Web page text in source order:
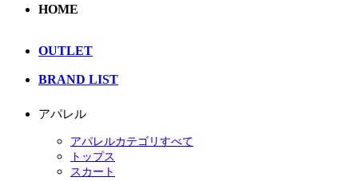
HOME
OUTLET
BRAND LIST
アパレル
アパレルカテゴリすべて
トップス
スカート